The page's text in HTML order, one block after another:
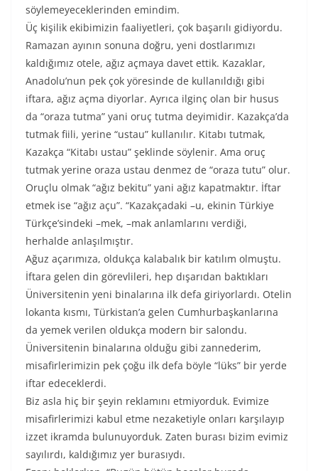
söylemeyeceklerinden emindim.
Üç kişilik ekibimizin faaliyetleri, çok başarılı gidiyordu.
Ramazan ayının sonuna doğru, yeni dostlarımızı
kaldığımız otele, ağız açmaya davet ettik. Kazaklar,
Anadolu’nun pek çok yöresinde de kullanıldığı gibi
iftara, ağız açma diyorlar. Ayrıca ilginç olan bir husus
da “oraza tutma” yani oruç tutma deyimidir. Kazakça’da
tutmak fiili, yerine “ustau” kullanılır. Kitabı tutmak,
Kazakça “Kitabı ustau” şeklinde söylenir. Ama oruç
tutmak yerine oraza ustau denmez de “oraza tutu” olur.
Oruçlu olmak “ağız bekitu” yani ağız kapatmaktır. İftar
etmek ise “ağız açu”. “Kazakçadaki –u, ekinin Türkiye
Türkçe’sindeki –mek, –mak anlamlarını verdiği,
herhalde anlaşılmıştır.
Ağuz açarımıza, oldukça kalabalık bir katılım olmuştu.
İftara gelen din görevlileri, hep dışarıdan baktıkları
Üniversitenin yeni binalarına ilk defa giriyorlardı. Otelin
lokanta kısmı, Türkistan’a gelen Cumhurbaşkanlarına
da yemek verilen oldukça modern bir salondu.
Üniversitenin binalarına olduğu gibi zannederim,
misafirlerimizin pek çoğu ilk defa böyle “lüks” bir yerde
iftar edeceklerdi.
Biz asla hiç bir şeyin reklamını etmiyorduk. Evimize
misafirlerimizi kabul etme nezaketiyle onları karşılayıp
izzet ikramda bulunuyorduk. Zaten burası bizim evimiz
sayılırdı, kaldığımız yer burasıydı.